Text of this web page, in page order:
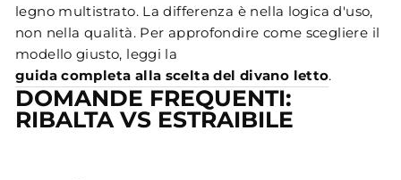
legno multistrato. La differenza è nella logica d'uso,
non nella qualità. Per approfondire come scegliere il
modello giusto, leggi la
guida completa alla scelta del divano letto.
DOMANDE FREQUENTI:
RIBALTA VS ESTRAIBILE